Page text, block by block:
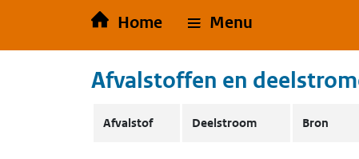
Home Menu
Afvalstoffen en
Afvalstof
Deelstroom Bron